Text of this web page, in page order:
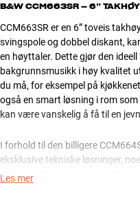
B&W CCM663SR – 6”
CCM663SR er en 6” toveis
svingspole og dobbel diskant,
en høyttaler. Dette gjør den
bakgrunnsmusikk i høy kvalitet
du må, for eksempel på
også en smart løsning i rom
kan være vanskelig å få til en
I forhold til den billigere
eksklusive tekniske løsninger,
lydkvalitet til å være en høyttaler
Les mer